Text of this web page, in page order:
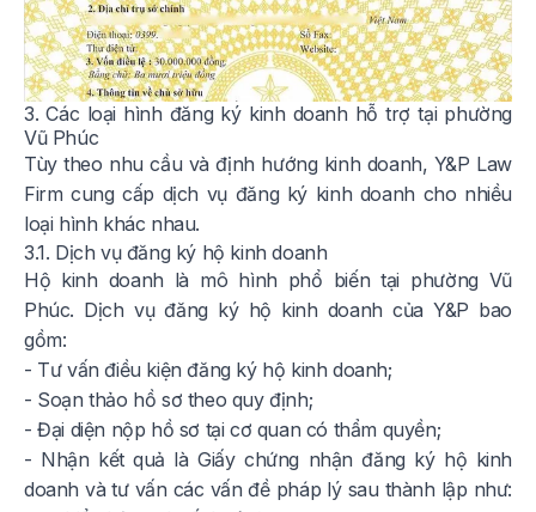
3. Các loại hình đăng ký kinh doanh hỗ trợ tại phường
Vũ Phúc
Tùy theo nhu cầu và định hướng kinh doanh, Y&P Law
Firm cung cấp dịch vụ đăng ký kinh doanh cho nhiều
loại hình khác nhau.
3.1. Dịch vụ đăng ký hộ kinh doanh
Hộ kinh doanh là mô hình phổ biến tại phường Vũ
Phúc. Dịch vụ đăng ký hộ kinh doanh của Y&P bao
gồm:
- Tư vấn điều kiện đăng ký hộ kinh doanh;
- Soạn thảo hồ sơ theo quy định;
- Đại diện nộp hồ sơ tại cơ quan có thẩm quyền;
- Nhận kết quả là Giấy chứng nhận đăng ký hộ kinh
doanh và tư vấn các vấn đề pháp lý sau thành lập như: